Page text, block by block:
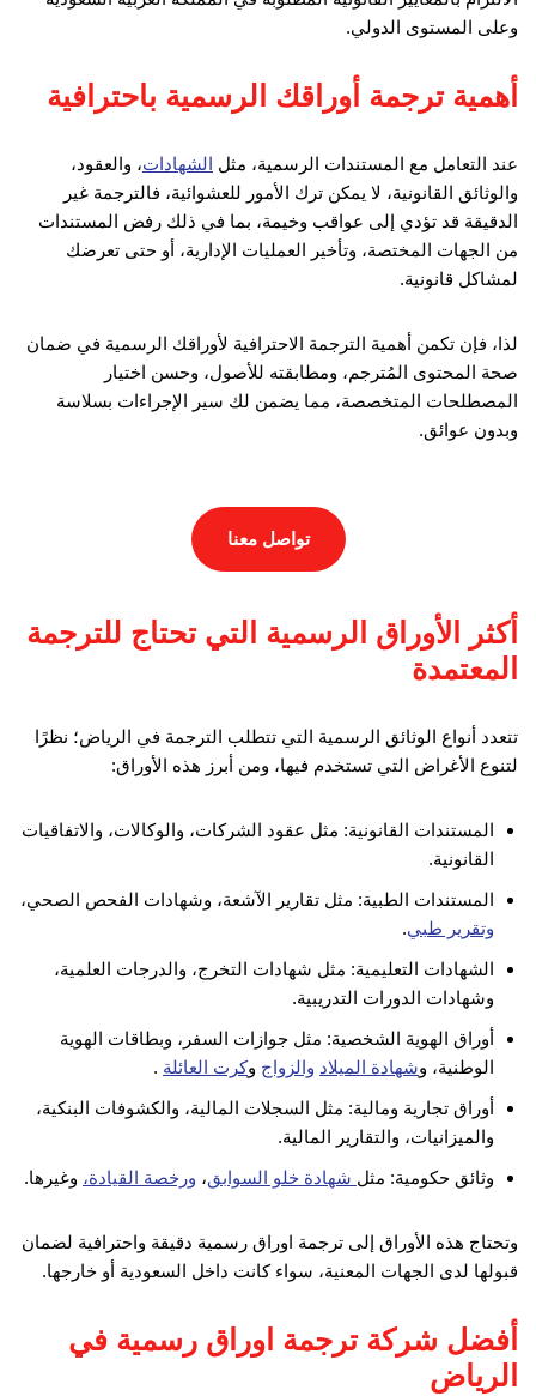
وعلى المستوى الدولي.
أهمية ترجمة أوراقك الرسمية باحترافية
عند التعامل مع المستندات الرسمية، مثل الشهادات، والعقود،
والوثائق القانونية، لا يمكن ترك الأمور للعشوائية، فالترجمة غير
الدقيقة قد تؤدي إلى عواقب وخيمة، بما في ذلك رفض المستندات
من الجهات المختصة، وتأخير العمليات الإدارية، أو حتى تعرضك
لمشاكل قانونية.
لذا، فإن تكمن أهمية الترجمة الاحترافية لأوراقك الرسمية في ضمان
صحة المحتوى المُترجم، ومطابقته للأصول، وحسن اختيار
المصطلحات المتخصصة، مما يضمن لك سير الإجراءات بسلاسة
وبدون عوائق.
تواصل معنا
أكثر الأوراق الرسمية التي تحتاج للترجمة
المعتمدة
تتعدد أنواع الوثائق الرسمية التي تتطلب الترجمة في الرياض؛ نظرًا
لتنوع الأغراض التي تستخدم فيها، ومن أبرز هذه الأوراق:
المستندات القانونية: مثل عقود الشركات، والوكالات، والاتفاقيات
القانونية.
المستندات الطبية: مثل تقارير الآشعة، وشهادات الفحص الصحي،
وتقرير طبي.
الشهادات التعليمية: مثل شهادات التخرج، والدرجات العلمية،
وشهادات الدورات التدريبية.
أوراق الهوية الشخصية: مثل جوازات السفر، وبطاقات الهوية
الوطنية، وشهادة الميلاد والزواج وكرت العائلة .
أوراق تجارية ومالية: مثل السجلات المالية، والكشوفات البنكية،
والميزانيات، والتقارير المالية.
وثائق حكومية: مثل شهادة خلو السوابق، ورخصة القيادة، وغيرها.
وتحتاج هذه الأوراق إلى ترجمة اوراق رسمية دقيقة واحترافية لضمان
قبولها لدى الجهات المعنية، سواء كانت داخل السعودية أو خارجها.
أفضل شركة ترجمة اوراق رسمية في
الرياض